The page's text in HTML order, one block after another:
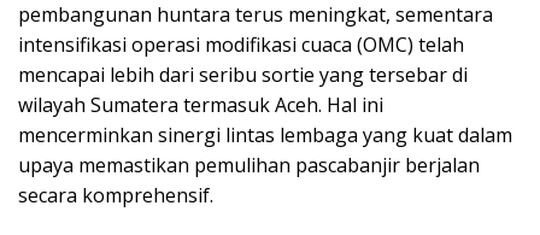
pembangunan huntara terus meningkat, sementara
intensifikasi operasi modifikasi cuaca (OMC) telah
mencapai lebih dari seribu sortie yang tersebar di
wilayah Sumatera termasuk Aceh. Hal ini
mencerminkan sinergi lintas lembaga yang kuat dalam
upaya memastikan pemulihan pascabanjir berjalan
secara komprehensif.